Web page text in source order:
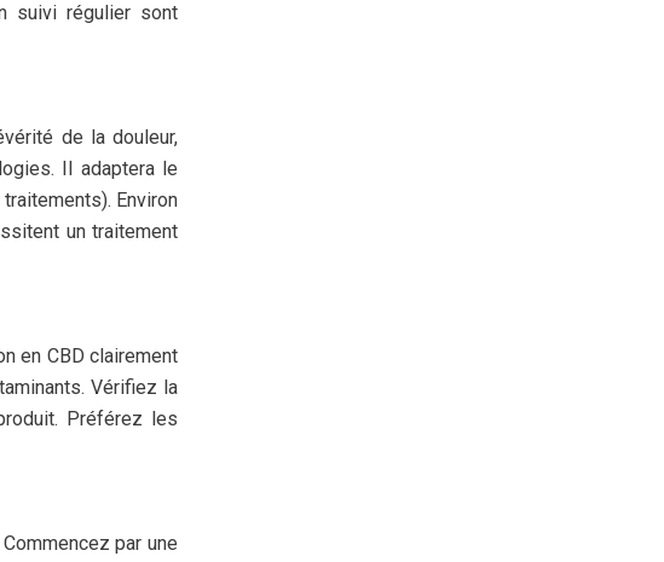
suivi régulier sont
de la douleur,
Il adaptera le
Environ
un traitement
en CBD clairement
Vérifiez la
Préférez les
par une